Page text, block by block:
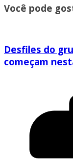
Você pode
Desfiles do
começam